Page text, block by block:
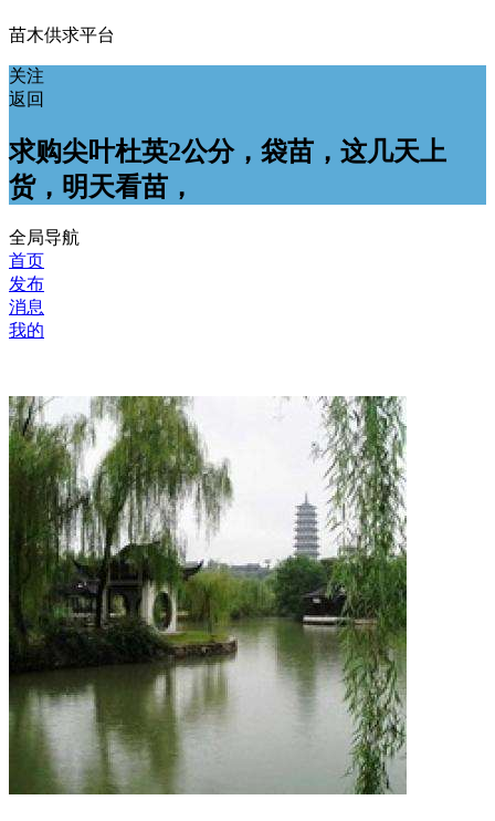
苗木供求平台
关注
返回
求购尖叶杜英2公分，袋苗，这几天上
货，明天看苗，
全局导航
首页
发布
消息
我的